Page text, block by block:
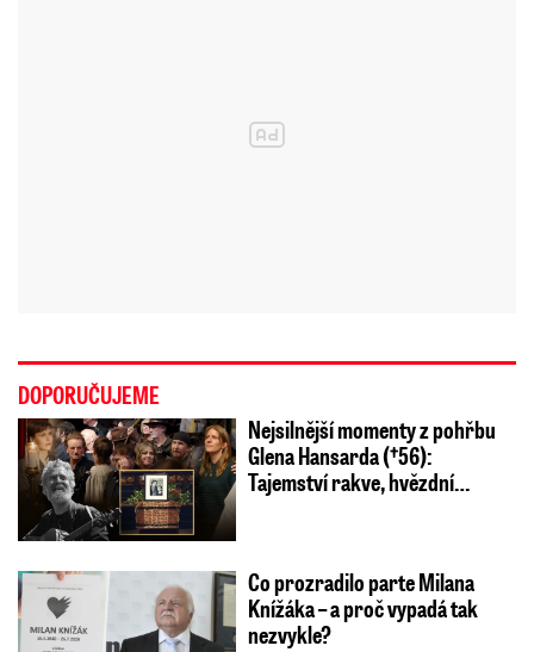
DOPORUČUJEME
Nejsilnější momenty z pohřbu
Glena Hansarda (†56):
Tajemství rakve, hvězdní…
Co prozradilo parte Milana
Knížáka – a proč vypadá tak
nezvykle?